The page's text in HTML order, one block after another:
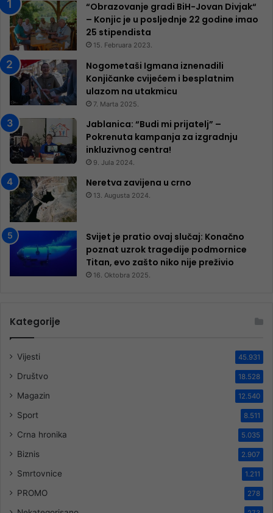
“Obrazovanje gradi BiH-Jovan Divjak“
– Konjic je u posljednje 22 godine imao
25 ​​stipendista
15. Februara 2023.
Nogometaši Igmana iznenadili
Konjičanke cvijećem i besplatnim
ulazom na utakmicu
7. Marta 2025.
Jablanica: “Budi mi prijatelj” –
Pokrenuta kampanja za izgradnju
inkluzivnog centra!
9. Jula 2024.
Neretva zavijena u crno
13. Augusta 2024.
Svijet je pratio ovaj slučaj: Konačno
poznat uzrok tragedije podmornice
Titan, evo zašto niko nije preživio
16. Oktobra 2025.
Kategorije
Vijesti 45.931
Društvo 18.528
Magazin 12.540
Sport 8.511
Crna hronika 5.035
Biznis 2.907
Smrtovnice 1.211
PROMO 278